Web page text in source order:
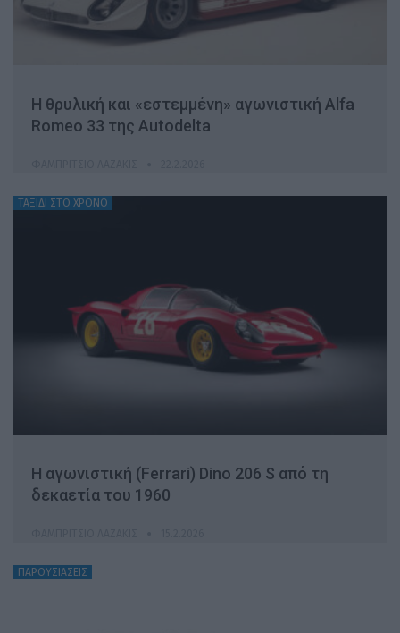
H θρυλική και «εστεμμένη» αγωνιστική Alfa
Romeo 33 της Autodelta
ΤΑΞΙΔΙ ΣΤΟ ΧΡΟΝΟ
Η αγωνιστική (Ferrari) Dino 206 S από τη
δεκαετία του 1960
ΠΑΡΟΥΣΙΑΣΕΙΣ